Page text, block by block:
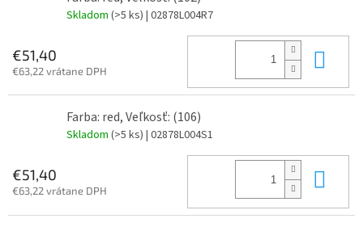
Skladom (>5 ks) | 02878L004R7
€51,40
€63,22 vrátane DPH
Farba: red, Veľkosť: (106)
Skladom (>5 ks) | 02878L004S1
€51,40
€63,22 vrátane DPH